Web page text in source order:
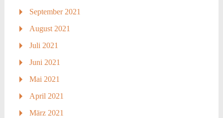
September 2021
August 2021
Juli 2021
Juni 2021
Mai 2021
April 2021
März 2021